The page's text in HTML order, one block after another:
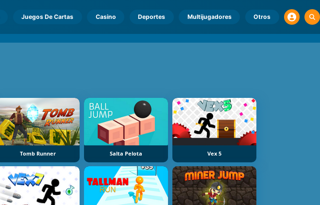
Juegos De Cartas Casino Deportes Multijugadores Otros
Tomb Runner Salta Pelota Vex 5